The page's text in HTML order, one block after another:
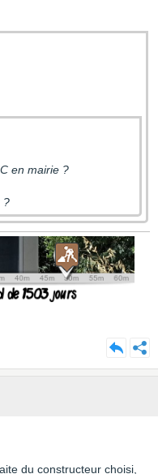
en mairie ?
?
du constructeur choisi,